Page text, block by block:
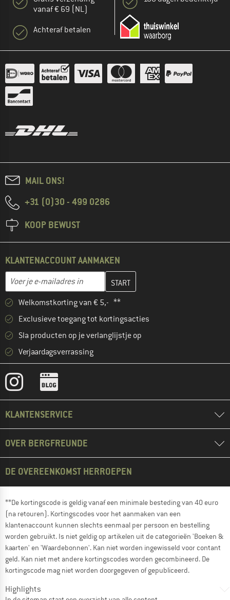
vanaf € 69 (NL)
Achteraf betalen
MAIL ONS!
+31 (0)30 - 499 0286
KOOP BEWUST
KLANTENACCOUNT AANMAKEN
E-mailadres
Vul je e-mailadres hier in en maak in de volgende stap je
Welkomstkorting van € 5,- **
Exclusieve toegang tot kortingsacties
Sla producten op je verlanglijstje op
Verjaardagsverrassing
KLANTENSERVICE
OVER BERGFREUNDE
DE OVEREENKOMST HERROEPEN
**De kortingscode is geldig vanaf een minimale besteding van 40 euro
(na retouren). Kortingscodes voor het aanmaken van een
klantenaccount kunnen slechts eenmaal per persoon en bestelling
worden gebruikt. Is niet geldig op artikelen uit de categorieën 'Boeken &
kaarten' en 'Waardebonnen'. Kan niet worden ingewisseld voor contant
geld. Kan niet met andere kortingscodes worden gecombineerd. De
kortingscode mag niet worden doorgegeven of gepubliceerd.
Highlights